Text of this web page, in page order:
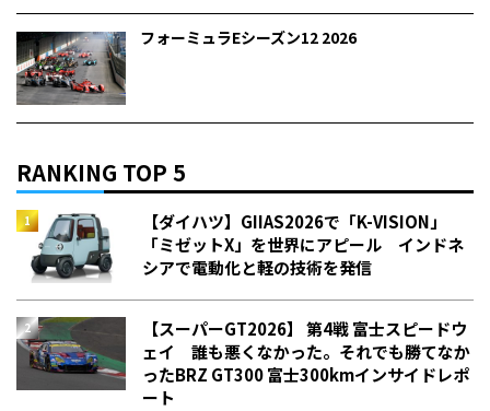
フォーミュラEシーズン12 2026
RANKING TOP 5
【ダイハツ】GIIAS2026で「K-VISION」
「ミゼットX」を世界にアピール インドネ
シアで電動化と軽の技術を発信
【スーパーGT2026】 第4戦 富士スピードウ
ェイ 誰も悪くなかった。それでも勝てなか
った――BRZ GT300 富士300kmインサイドレポ
ート